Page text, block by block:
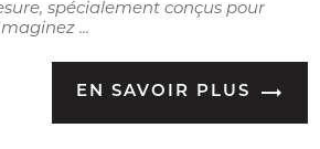
spécialement conçus pour
...
EN SAVOIR PLUS